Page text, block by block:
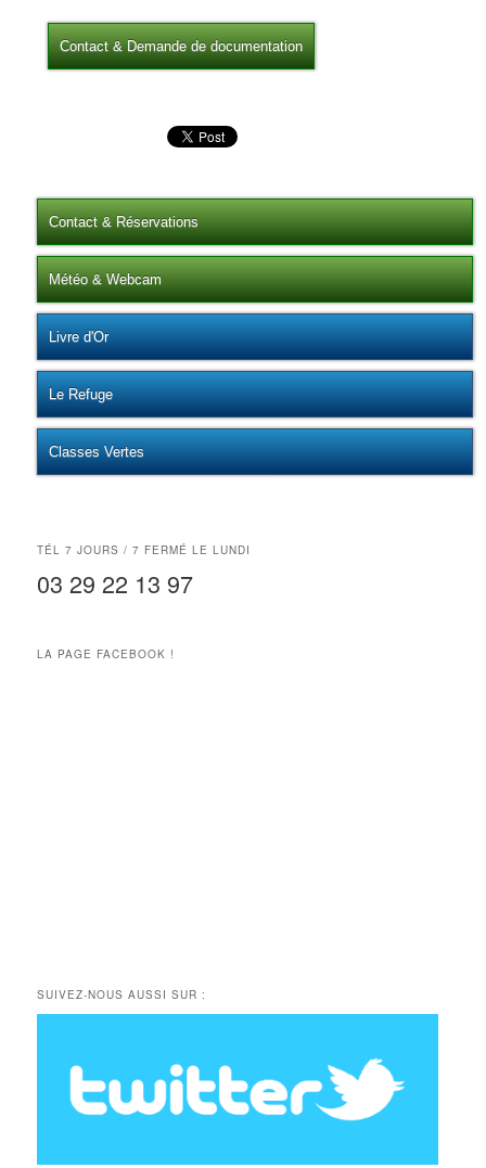
Contact & Demande de documentation
Contact & Réservations
Météo & Webcam
Livre d'Or
Le Refuge
Classes Vertes
TÉL 7 JOURS / 7 FERMÉ LE LUNDI
03 29 22 13 97
LA PAGE FACEBOOK !
SUIVEZ-NOUS AUSSI SUR :